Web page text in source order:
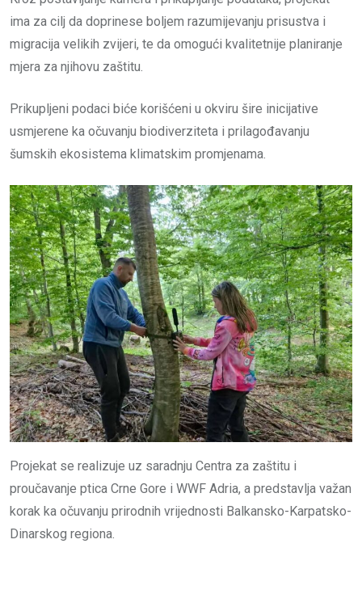
ima za cilj da doprinese boljem razumijevanju prisustva i
migracija velikih zvijeri, te da omogući kvalitetnije planiranje
mjera za njihovu zaštitu.
Prikupljeni podaci biće korišćeni u okviru šire inicijative
usmjerene ka očuvanju biodiverziteta i prilagođavanju
šumskih ekosistema klimatskim promjenama.
Projekat se realizuje uz saradnju Centra za zaštitu i
proučavanje ptica Crne Gore i WWF Adria, a predstavlja važan
korak ka očuvanju prirodnih vrijednosti Balkansko-Karpatsko-
Dinarskog regiona.